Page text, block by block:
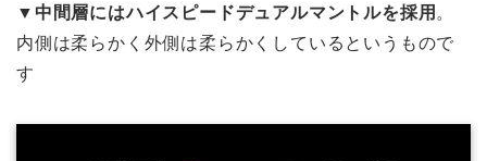
▼中間層にはハイスピードデュアルマントルを採用 。
内側は柔らかく外側は柔らかくしているというもので
す